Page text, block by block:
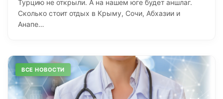
Турцию не открыли. А на нашем юге будет аншлаг.
Сколько стоит отдых в Крыму, Сочи, Абхазии и
Анапе…
ВСЕ НОВОСТИ